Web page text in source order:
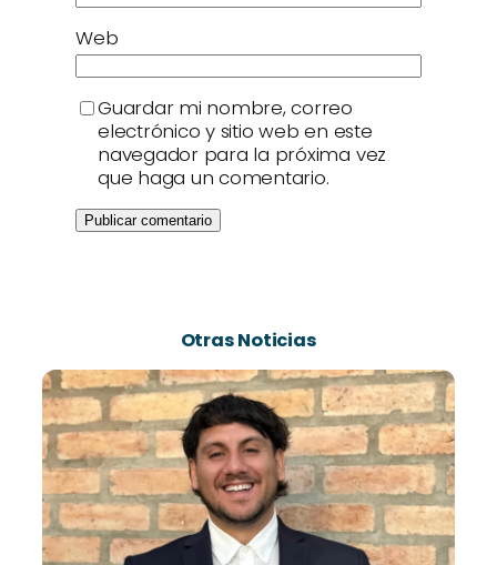
Web
Guardar mi nombre, correo
electrónico y sitio web en este
navegador para la próxima vez
que haga un comentario.
Otras Noticias